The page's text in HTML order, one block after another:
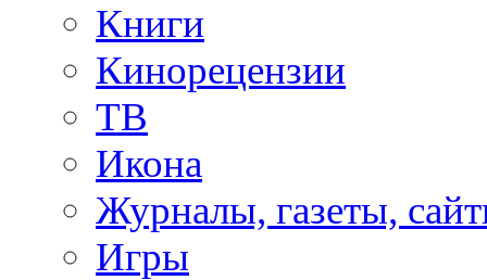
Книги
Кинорецензии
ТВ
Икона
Журналы, газеты,
Игры